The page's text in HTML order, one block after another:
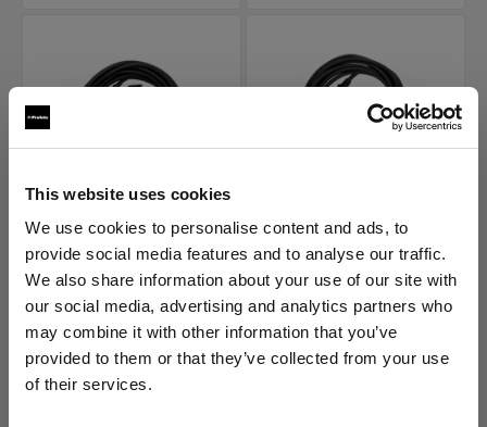
This website uses cookies
We use cookies to personalise content and ads, to
provide social media features and to analyse our traffic.
We also share information about your use of our site with
our social media, advertising and analytics partners who
may combine it with other information that you’ve
provided to them or that they’ve collected from your use
of their services.
POWER CABLES
Power Cable C13 5 m
EUR
(0)
Cavo di alimentazione
standard per monoluci
POWER CABLES
Power Cable C13 5 m
IL
(0)
Cavo di alimentazione